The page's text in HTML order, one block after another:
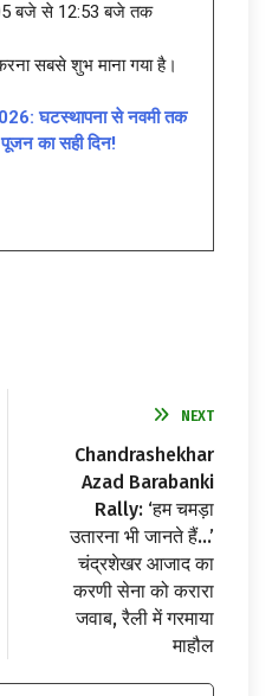
बजे से 12:53 बजे तक
सबसे शुभ माना गया है।
घटस्थापना से नवमी तक
का सही दिन!
NEXT
Chandrashekhar
Azad Barabanki
Rally: ‘हम चमड़ा
उतारना भी जानते हैं…’
चंद्रशेखर आजाद का
करणी सेना को करारा
जवाब, रैली में गरमाया
माहौल